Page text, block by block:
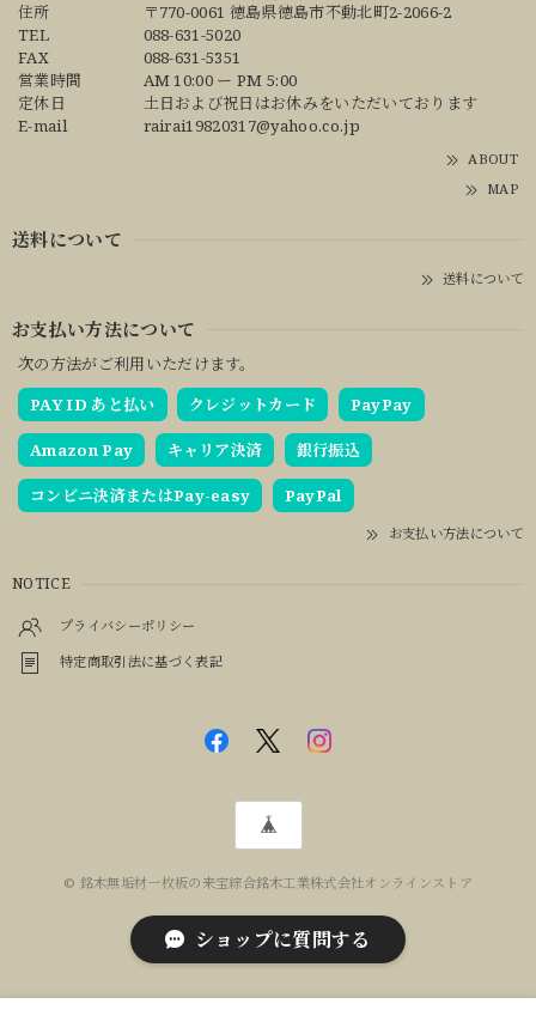
住所
〒770-0061 徳島県徳島市不動北町2-2066-2
TEL
088-631-5020
FAX
088-631-5351
営業時間
AM 10:00 ー PM 5:00
定休日
土日および祝日はお休みをいただいております
E-mail
rairai19820317@yahoo.co.jp
ABOUT
MAP
送料について
送料について
お支払い方法について
次の方法がご利用いただけます。
PAY ID あと払い
クレジットカード PayPay
Amazon Pay キャリア決済 銀行振込
コンビニ決済またはPay-easy PayPal
お支払い方法について
NOTICE
プライバシーポリシー
特定商取引法に基づく表記
© 銘木無垢材一枚板の来宝綜合銘木工業株式会社オンラインストア
ショップに質問する